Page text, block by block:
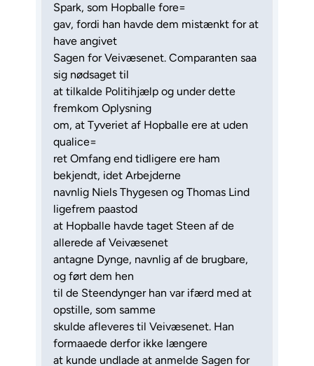
Spark, som Hopballe fore=
gav, fordi han havde dem mistænkt for at
have angivet
Sagen for Veivæsenet. Comparanten saa
sig nødsaget til
at tilkalde Politihjælp og under dette
fremkom Oplysning
om, at Tyveriet af Hopballe ere at uden
qualice=
ret Omfang end tidligere ere ham
bekjendt, idet Arbejderne
navnlig Niels Thygesen og Thomas Lind
ligefrem paastod
at Hopballe havde taget Steen af de
allerede af Veivæsenet
antagne Dynge, navnlig af de brugbare,
og ført dem hen
til de Steendynger han var ifærd med at
opstille, som samme
skulde afleveres til Veivæsenet. Han
formaaede derfor ikke længere
at kunde undlade at anmelde Sagen for